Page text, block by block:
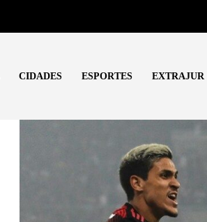
CIDADES ESPORTES EXTRAJUR